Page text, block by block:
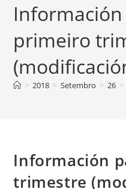
primeiro
> 2018 > Setembro > 26 >
Información
trimestre